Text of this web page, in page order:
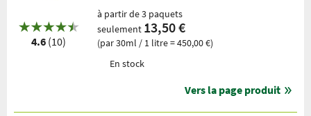
4.6 (10)
à partir de 3 paquets
seulement 13,50 €
(par 30ml / 1 litre = 450,00 €)
En stock
Vers la page produit